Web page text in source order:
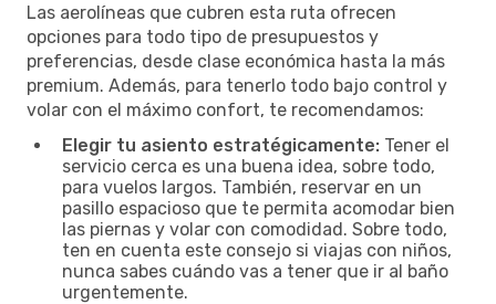
Las aerolíneas que cubren esta ruta ofrecen
opciones para todo tipo de presupuestos y
preferencias, desde clase económica hasta la más
premium. Además, para tenerlo todo bajo control y
volar con el máximo confort, te recomendamos:
Elegir tu asiento estratégicamente: Tener el
servicio cerca es una buena idea, sobre todo,
para vuelos largos. También, reservar en un
pasillo espacioso que te permita acomodar bien
las piernas y volar con comodidad. Sobre todo,
ten en cuenta este consejo si viajas con niños,
nunca sabes cuándo vas a tener que ir al baño
urgentemente.